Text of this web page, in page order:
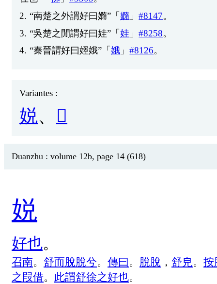
2. “南楚之外謂好曰嫷”「嫷 」#8147。
3. “吳楚之閒謂好曰娃”「娃 」#8258。
4. “秦晉謂好曰娙娥”「娥 」#8126。
Variantes :
娧、 󰎓
Duanzhu : volume 12b, page 14 (618)
娧
好也。
召南。 舒而脫脫兮。 傳曰。 脫脫 ， 舒皃 。 按
之 叚借。 此謂舒徐之好也。